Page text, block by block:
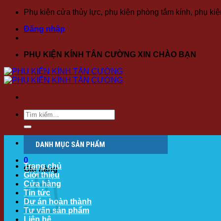
dung
Phụ kiện cửa thủy lực, phụ kiện phòng tắm kính, phụ
Đăng nhập
PHỤ KIỆN KÍNH TÂN CƯỜNG XIN CHÀO BẠN
Tìm
kiếm:
0979 173 350
0
Giỏ hàng
DANH MỤC SẢN PHẨM
Trang chủ
Giới thiệu
Cửa hàng
Tin tức
Dự án hoàn thành
Tư vấn sản phẩm
Liên hệ